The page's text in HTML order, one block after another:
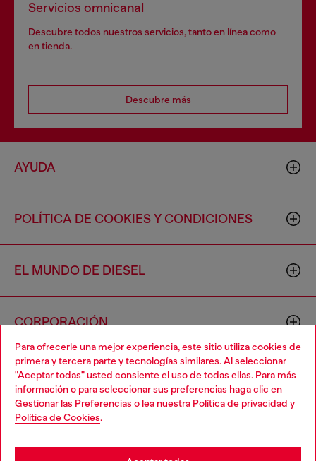
Para ofrecerle una mejor experiencia, este sitio utiliza cookies de
primera y tercera parte y tecnologías similares. Al seleccionar
"Aceptar todas" usted consiente el uso de todas ellas. Para más
información o para seleccionar sus preferencias haga clic en
Gestionar las Preferencias o lea nuestra Política de privacidad y
Política de Cookies.
Servicios omnicanal
Descubre todos nuestros servicios, tanto en línea como
en tienda.
Descubre más
AYUDA
POLÍTICA DE COOKIES Y CONDICIONES
EL MUNDO DE DIESEL
CORPORACIÓN